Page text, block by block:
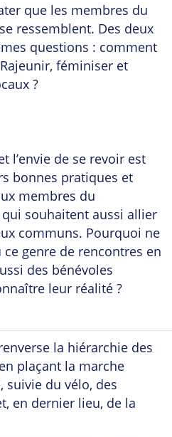
que les membres du
ressemblent. Des deux
questions : comment
féminiser et
?
l’envie de se revoir est
bonnes pratiques et
membres du
qui souhaitent aussi allier
communs. Pourquoi ne
genre de rencontres en
des bénévoles
leur réalité ?
la hiérarchie des
plaçant la marche
du vélo, des
en dernier lieu, de la